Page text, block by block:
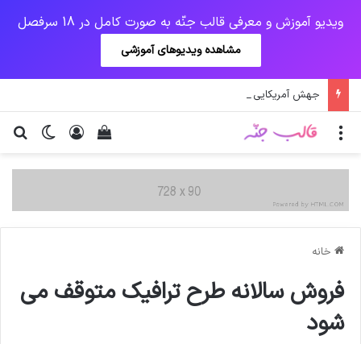
ویدیو آموزش و معرفی قالب جنّه به صورت کامل در 18 سرفصل
مشاهده ویدیوهای آموزشی
تغییر ورود
دیدن سبد خرید منو
خانه
فروش سالانه طرح ترافیک متوقف می
شود